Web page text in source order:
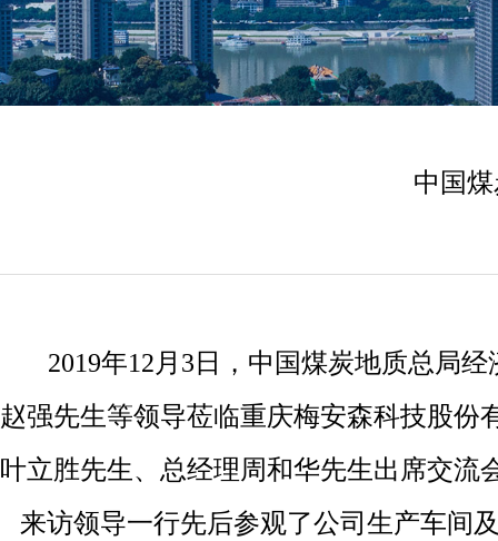
中国
2019年12月3日，中国煤炭地质总局
赵强先生等领导莅临重庆梅安森科技股份
叶立胜先生、总经理周和华先生出席交流
来访领导一行先后参观了公司生产车间